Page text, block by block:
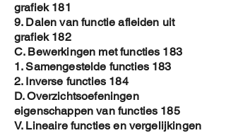
grafiek 181
9. Dalen van functie afleiden uit
grafiek 182
C. Bewerkingen met functies 183
1. Samengestelde functies 183
2. Inverse functies 184
D. Overzichtsoefeningen
eigenschappen van functies 185
V. Lineaire functies en vergelijkingen